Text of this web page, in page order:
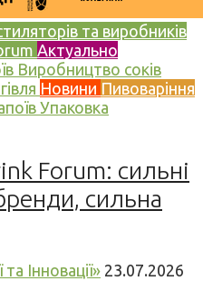
та виробників
Актуально
Виробництво соків
Новини Пивоваріння
Упаковка
Forum: сильні
сильна
Інновації» 23.07.2026